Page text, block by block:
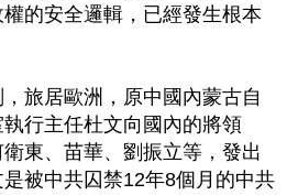
的安全邏輯，已經發生根本
旅居歐洲，原中國內蒙古自
行主任杜文向國內的將領
東、苗華、劉振立等，發出
被中共囚禁12年8個月的中共